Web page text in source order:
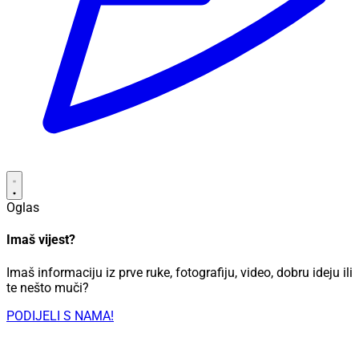
Oglas
Imaš vijest?
Imaš informaciju iz prve ruke, fotografiju, video, dobru ideju ili
te nešto muči?
PODIJELI S NAMA!